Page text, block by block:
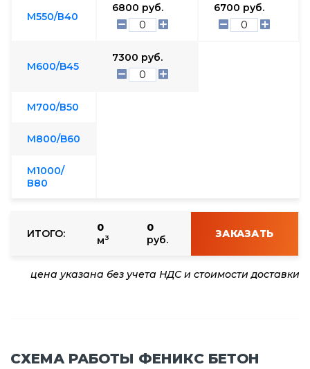
М550/В40
6800 руб. 6700 руб.
М600/B45
7300 руб.
М700/В50
М800/B60
М1000/
В80
ИТОГО:
0
м3
0
руб.
ЗАКАЗАТЬ
цена указана без учета НДС и стоимости доставки
СХЕМА РАБОТЫ ФЕНИКС БЕТОН